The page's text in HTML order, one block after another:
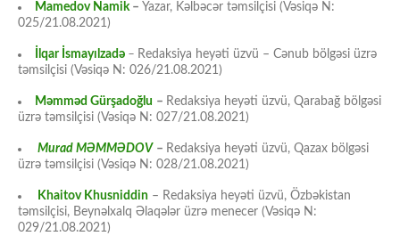
Mamedov Namik– Yazar, Kəlbəcər təmsilçisi (Vəsiqə N:
025/21.08.2021)
İlqar İsmayılzadə – Redaksiya heyəti üzvü – Cənub bölgəsi üzrə
təmsilçisi (Vəsiqə N: 026/21.08.2021)
Məmməd Gürşadoğlu – Redaksiya heyəti üzvü, Qarabağ bölgəsi
üzrə təmsilçisi (Vəsiqə N: 027/21.08.2021)
Murad MƏMMƏDOV – Redaksiya heyəti üzvü, Qazax bölgəsi
üzrə təmsilçisi (Vəsiqə N: 028/21.08.2021)
Khaitov Khusniddin – Redaksiya heyəti üzvü, Özbəkistan
təmsilçisi, Beynəlxalq Əlaqələr üzrə menecer (Vəsiqə N:
029/21.08.2021)